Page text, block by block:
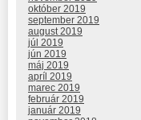
október 2019
september 2019
august 2019
júl 2019
jún 2019
máj 2019
apríl 2019
marec 2019
február 2019
január 2019